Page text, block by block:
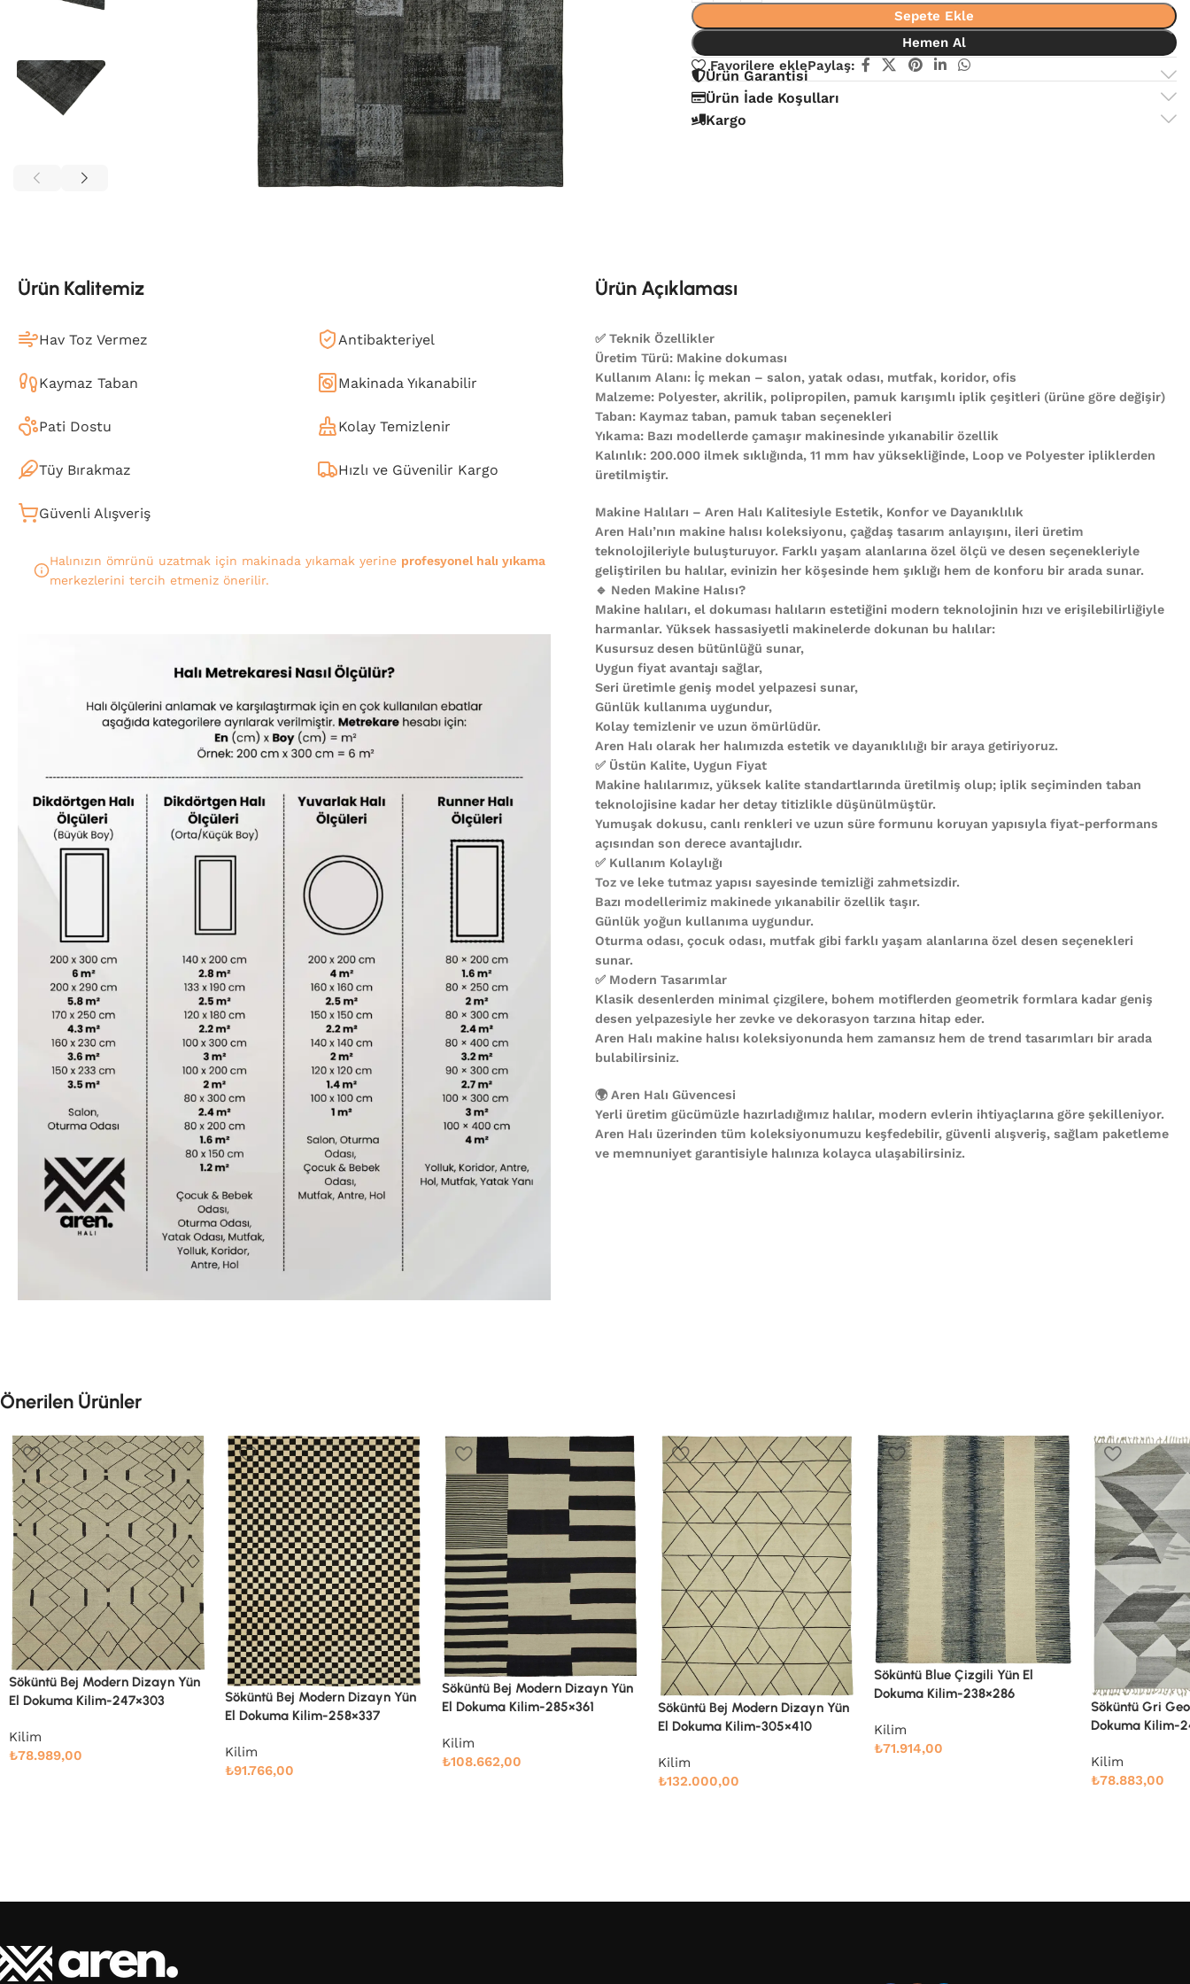
Sepete Ekle
Hemen Al
Favorilere eklePaylaş:
Ürün Garantisi
Ürün İade Koşulları
Kargo
Ürün Kalitemiz
Hav Toz Vermez Antibakteriyel
Kaymaz Taban Makinada Yıkanabilir
Pati Dostu Kolay Temizlenir
Tüy Bırakmaz Hızlı ve Güvenilir Kargo
Güvenli Alışveriş
Halınızın ömrünü uzatmak için makinada yıkamak yerine profesyonel halı yıkama
merkezlerini tercih etmeniz önerilir.
Ürün Açıklaması
✅ Teknik Özellikler
Üretim Türü: Makine dokuması
Kullanım Alanı: İç mekan – salon, yatak odası, mutfak, koridor, ofis
Malzeme: Polyester, akrilik, polipropilen, pamuk karışımlı iplik çeşitleri (ürüne göre değişir)
Taban: Kaymaz taban, pamuk taban seçenekleri
Yıkama: Bazı modellerde çamaşır makinesinde yıkanabilir özellik
Kalınlık: 200.000 ilmek sıklığında, 11 mm hav yüksekliğinde, Loop ve Polyester ipliklerden
üretilmiştir.
Makine Halıları – Aren Halı Kalitesiyle Estetik, Konfor ve Dayanıklılık
Aren Halı’nın makine halısı koleksiyonu, çağdaş tasarım anlayışını, ileri üretim
teknolojileriyle buluşturuyor. Farklı yaşam alanlarına özel ölçü ve desen seçenekleriyle
geliştirilen bu halılar, evinizin her köşesinde hem şıklığı hem de konforu bir arada sunar.
🔹 Neden Makine Halısı?
Makine halıları, el dokuması halıların estetiğini modern teknolojinin hızı ve erişilebilirliğiyle
harmanlar. Yüksek hassasiyetli makinelerde dokunan bu halılar:
Kusursuz desen bütünlüğü sunar,
Uygun fiyat avantajı sağlar,
Seri üretimle geniş model yelpazesi sunar,
Günlük kullanıma uygundur,
Kolay temizlenir ve uzun ömürlüdür.
Aren Halı olarak her halımızda estetik ve dayanıklılığı bir araya getiriyoruz.
✅ Üstün Kalite, Uygun Fiyat
Makine halılarımız, yüksek kalite standartlarında üretilmiş olup; iplik seçiminden taban
teknolojisine kadar her detay titizlikle düşünülmüştür.
Yumuşak dokusu, canlı renkleri ve uzun süre formunu koruyan yapısıyla fiyat-performans
açısından son derece avantajlıdır.
✅ Kullanım Kolaylığı
Toz ve leke tutmaz yapısı sayesinde temizliği zahmetsizdir.
Bazı modellerimiz makinede yıkanabilir özellik taşır.
Günlük yoğun kullanıma uygundur.
Oturma odası, çocuk odası, mutfak gibi farklı yaşam alanlarına özel desen seçenekleri
sunar.
✅ Modern Tasarımlar
Klasik desenlerden minimal çizgilere, bohem motiflerden geometrik formlara kadar geniş
desen yelpazesiyle her zevke ve dekorasyon tarzına hitap eder.
Aren Halı makine halısı koleksiyonunda hem zamansız hem de trend tasarımları bir arada
bulabilirsiniz.
🌍 Aren Halı Güvencesi
Yerli üretim gücümüzle hazırladığımız halılar, modern evlerin ihtiyaçlarına göre şekilleniyor.
Aren Halı üzerinden tüm koleksiyonumuzu keşfedebilir, güvenli alışveriş, sağlam paketleme
ve memnuniyet garantisiyle halınıza kolayca ulaşabilirsiniz.
Önerilen Ürünler
Söküntü Bej Modern Dizayn Yün
Kilim
Söküntü Bej Modern Dizayn Yün
El Dokuma Kilim-285×361
Kilim
₺108.662,00
Söküntü Bej Modern Dizayn Yün
Kilim
Söküntü Blue Çizgili Yün El
Dokuma Kilim-238×286
Kilim
Dokuma Kilim-245×305
Söküntü Mavi
Dokuma Kilim-
Kilim
₺86.592,00